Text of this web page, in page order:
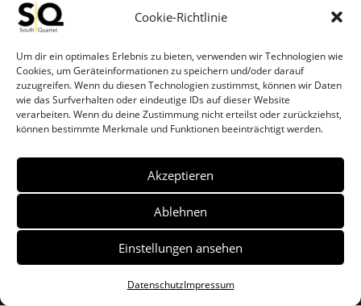
Cookie-Richtlinie
Um dir ein optimales Erlebnis zu bieten, verwenden wir Technologien wie
Cookies, um Geräteinformationen zu speichern und/oder darauf
zuzugreifen. Wenn du diesen Technologien zustimmst, können wir Daten
wie das Surfverhalten oder eindeutige IDs auf dieser Website
verarbeiten. Wenn du deine Zustimmung nicht erteilst oder zurückziehst,
können bestimmte Merkmale und Funktionen beeinträchtigt werden.
Akzeptieren
Ablehnen
Einstellungen ansehen
DatenschutzImpressum
Weiterlesen
Copyright - WordPress Theme by OceanWP